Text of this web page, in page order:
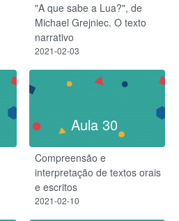
"A que sabe a Lua?", de
Michael Grejniec. O texto
narrativo
2021-02-03
Aula 30
Compreensão e
interpretação de textos orais
e escritos
2021-02-10